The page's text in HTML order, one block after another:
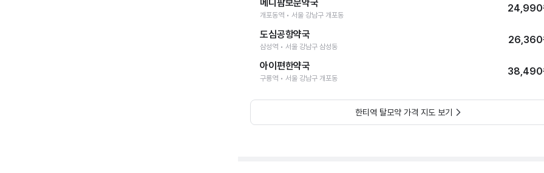
메디팜보문약국
개포동역 • 서울 강남구 개포동
24,990
도심공항약국
삼성역 • 서울 강남구 삼성동
26,360
아이편한약국
구룡역 • 서울 강남구 개포동
38,490
한티역 탈모약 가격 지도 보기